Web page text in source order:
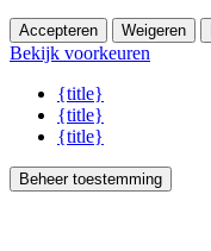
Accepteren Weigeren
Bekijk voorkeuren
{title}
{title}
{title}
Beheer toestemming